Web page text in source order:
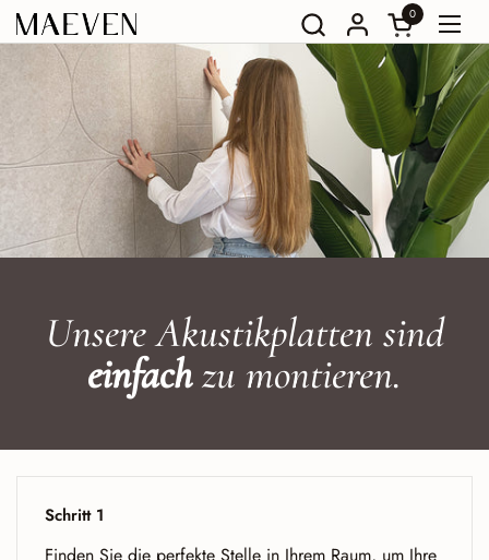
Zum Inhalt springen Warenkorb
0
Unsere Akustikplatten sind
einfachzu montieren.
Schritt 1